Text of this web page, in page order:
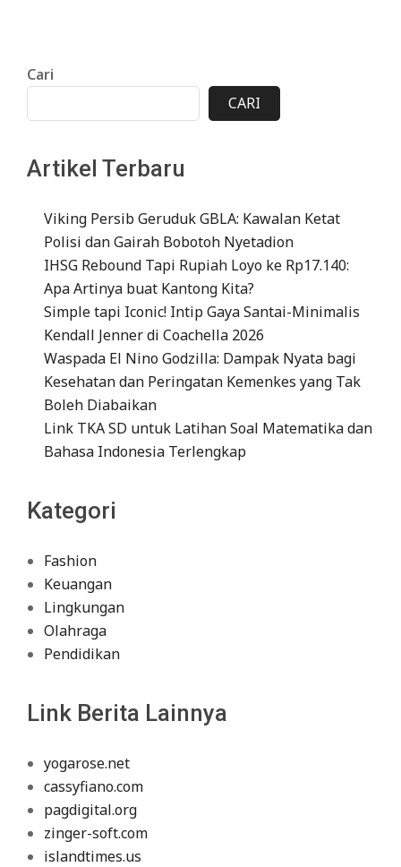
Cari
CARI
Artikel Terbaru
Viking Persib Geruduk GBLA: Kawalan Ketat
Polisi dan Gairah Bobotoh Nyetadion
IHSG Rebound Tapi Rupiah Loyo ke Rp17.140:
Apa Artinya buat Kantong Kita?
Simple tapi Iconic! Intip Gaya Santai-Minimalis
Kendall Jenner di Coachella 2026
Waspada El Nino Godzilla: Dampak Nyata bagi
Kesehatan dan Peringatan Kemenkes yang Tak
Boleh Diabaikan
Link TKA SD untuk Latihan Soal Matematika dan
Bahasa Indonesia Terlengkap
Kategori
Fashion
Keuangan
Lingkungan
Olahraga
Pendidikan
Link Berita Lainnya
yogarose.net
cassyfiano.com
pagdigital.org
zinger-soft.com
islandtimes.us